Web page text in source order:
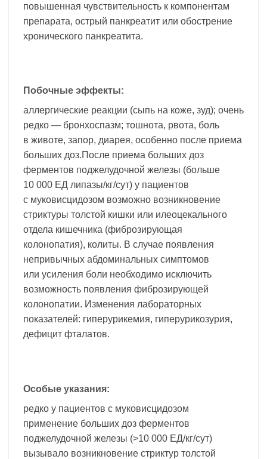
повышенная чувствительность к компонентам
препарата, острый панкреатит или обострение
хронического панкреатита.
Побочные эффекты:
аллергические реакции (сыпь на коже, зуд); очень
редко — бронхоспазм; тошнота, рвота, боль
в животе, запор, диарея, особенно после приема
больших доз.После приема больших доз
ферментов поджелудочной железы (больше
10 000 ЕД липазы/кг/сут) у пациентов
с муковисцидозом возможно возникновение
стриктуры толстой кишки или илеоцекального
отдела кишечника (фиброзирующая
колонопатия), колиты. В случае появления
непривычных абдоминальных симптомов
или усиления боли необходимо исключить
возможность появления фиброзирующей
колонопатии. Изменения лабораторных
показателей: гиперурикемия, гиперурикозурия,
дефицит фталатов.
Особые указания:
редко у пациентов с муковисцидозом
применение больших доз ферментов
поджелудочной железы (>10 000 ЕД/кг/сут)
вызывало возникновение стриктур толстой